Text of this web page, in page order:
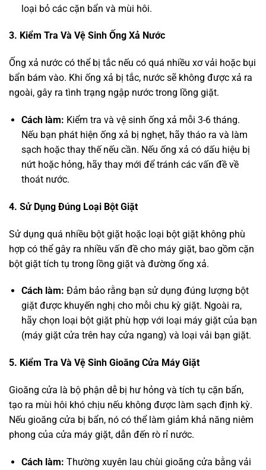
loại bỏ các cặn bẩn và mùi hôi.
3. Kiểm Tra Và Vệ Sinh Ống Xả Nước
Ống xả nước có thể bị tắc nếu có quá nhiều xơ vải hoặc bụi
bẩn bám vào. Khi ống xả bị tắc, nước sẽ không được xả ra
ngoài, gây ra tình trạng ngập nước trong lồng giặt.
Cách làm: Kiểm tra và vệ sinh ống xả mỗi 3-6 tháng.
Nếu bạn phát hiện ống xả bị nghẹt, hãy tháo ra và làm
sạch hoặc thay thế nếu cần. Nếu ống xả có dấu hiệu bị
nứt hoặc hỏng, hãy thay mới để tránh các vấn đề về
thoát nước.
4. Sử Dụng Đúng Loại Bột Giặt
Sử dụng quá nhiều bột giặt hoặc loại bột giặt không phù
hợp có thể gây ra nhiều vấn đề cho máy giặt, bao gồm cặn
bột giặt tích tụ trong lồng giặt và đường ống xả.
Cách làm: Đảm bảo rằng bạn sử dụng đúng lượng bột
giặt được khuyến nghị cho mỗi chu kỳ giặt. Ngoài ra,
hãy chọn loại bột giặt phù hợp với loại máy giặt của bạn
(máy giặt cửa trên hay cửa ngang) và loại vải bạn giặt.
5. Kiểm Tra Và Vệ Sinh Gioăng Cửa Máy Giặt
Gioăng cửa là bộ phận dễ bị hư hỏng và tích tụ cặn bẩn,
tạo ra mùi hôi khó chịu nếu không được làm sạch định kỳ.
Nếu gioăng cửa bị bẩn, nó có thể làm giảm khả năng niêm
phong của cửa máy giặt, dẫn đến rò rỉ nước.
Cách làm: Thường xuyên lau chùi gioăng cửa bằng vải